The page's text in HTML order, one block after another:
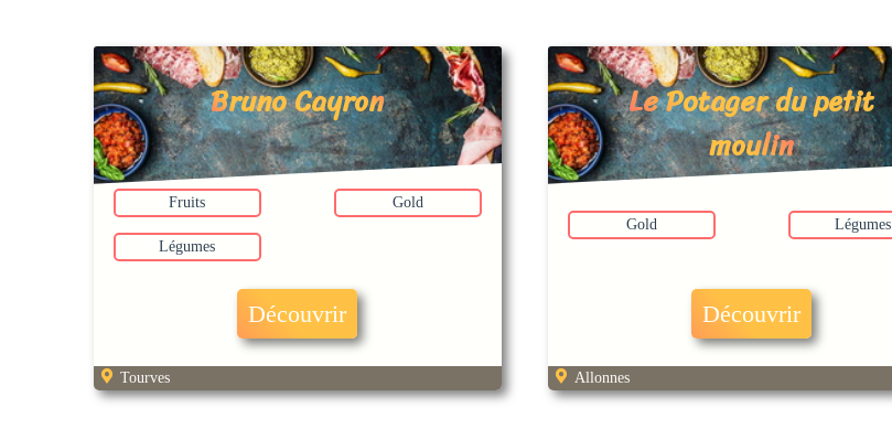
Bruno Cayron
Fruits Gold
Légumes
Découvrir
Tourves
Le Potager du petit
moulin
Gold Légumes
Découvrir
Allonnes